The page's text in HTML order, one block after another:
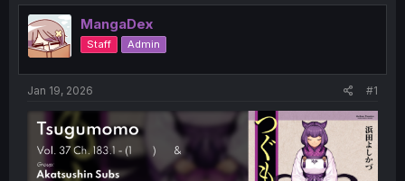
e
a
d
s
t
e
r
r
t
MangaDex
Staff Admin
Jan 19, 2026 #1